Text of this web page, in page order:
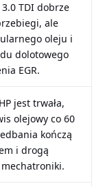
TDI dobrze
ale
oleju i
dolotowego
EGR.
jest trwała,
olejowy co 60
kończą
i drogą